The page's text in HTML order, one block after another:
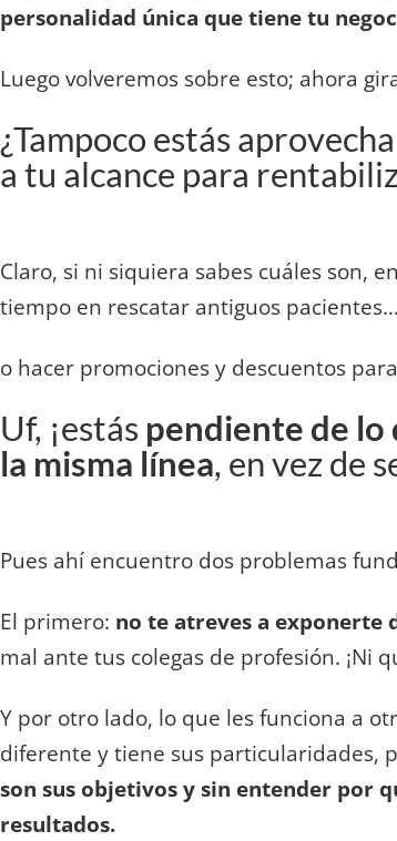
personalidad única que tiene tu
Luego volveremos sobre esto; ahora
¿Tampoco estás
a tu alcance para
Claro, si ni siquiera sabes cuáles son,
tiempo en rescatar antiguos pacientes…
o hacer promociones y descuentos
Uf, ¡estás pendiente de lo
la misma línea, en vez de
Pues ahí encuentro dos problemas
El primero: no te atreves a exponerte
mal ante tus colegas de profesión. ¡Ni
Y por otro lado, lo que les funciona a
diferente y tiene sus particularidades,
son sus objetivos y sin entender por
resultados.